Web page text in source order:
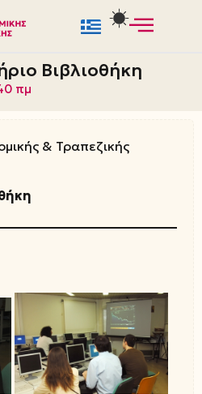
Βιβλιοθήκη
πμ
& Τραπεζικής